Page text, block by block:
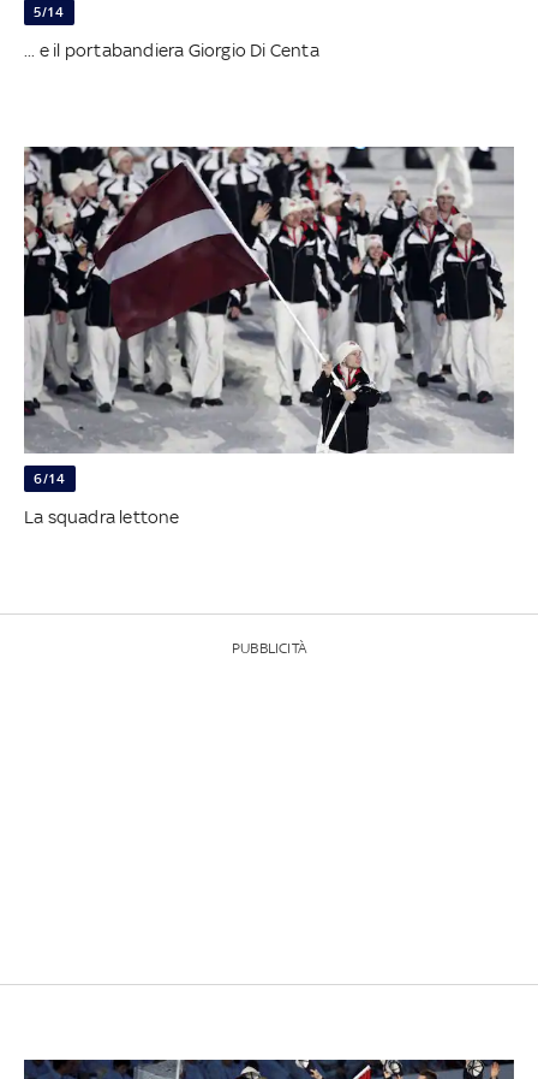
5/14
... e il portabandiera Giorgio Di Centa
6/14
La squadra lettone
PUBBLICITÀ